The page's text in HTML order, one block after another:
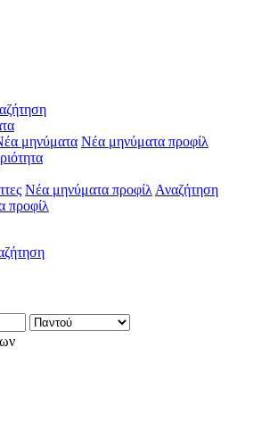
μηνύματα Νέα μηνύματα προφίλ
Νέα μηνύματα προφίλ Αναζήτηση
προφίλ